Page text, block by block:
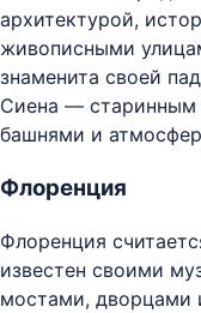
архитектурой,
живописными
знаменита своей
Сиена —
башнями и
Флоренция
Флоренция
известен своими
мостами, дворцами